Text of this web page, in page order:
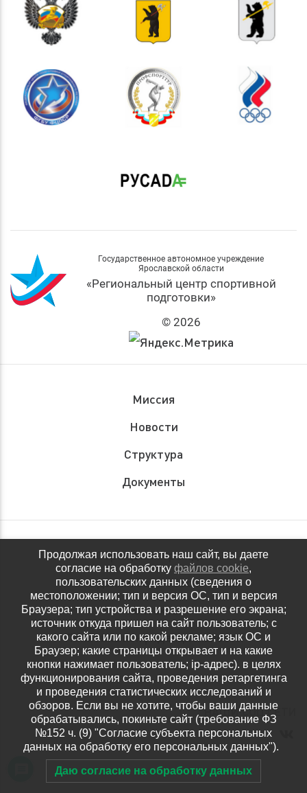
Государственное автономное учреждение
Ярославской области
«Региональный центр спортивной
подготовки»
© 2026
Миссия
Новости
Структура
Документы
Обращения граждан
Антидопинговое обеспечение
Контакты
Политика конфиденциальности
НАШИ СОЦ.СЕТИ
Продолжая использовать наш сайт, вы даете
согласие на обработку файлов cookie,
пользовательских данных (сведения о
местоположении; тип и версия ОС, тип и версия
Браузера; тип устройства и разрешение его экрана;
источник откуда пришел на сайт пользователь; с
какого сайта или по какой рекламе; язык ОС и
Браузер; какие страницы открывает и на какие
кнопки нажимает пользователь; ip-адрес). в целях
функционирования сайта, проведения ретаргетинга
и проведения статистических исследований и
обзоров. Если вы не хотите, чтобы ваши данные
обрабатывались, покиньте сайт (требование ФЗ
№152 ч. (9) "Согласие субъекта персональных
данных на обработку его персональных данных").
Даю согласие на обработку данных